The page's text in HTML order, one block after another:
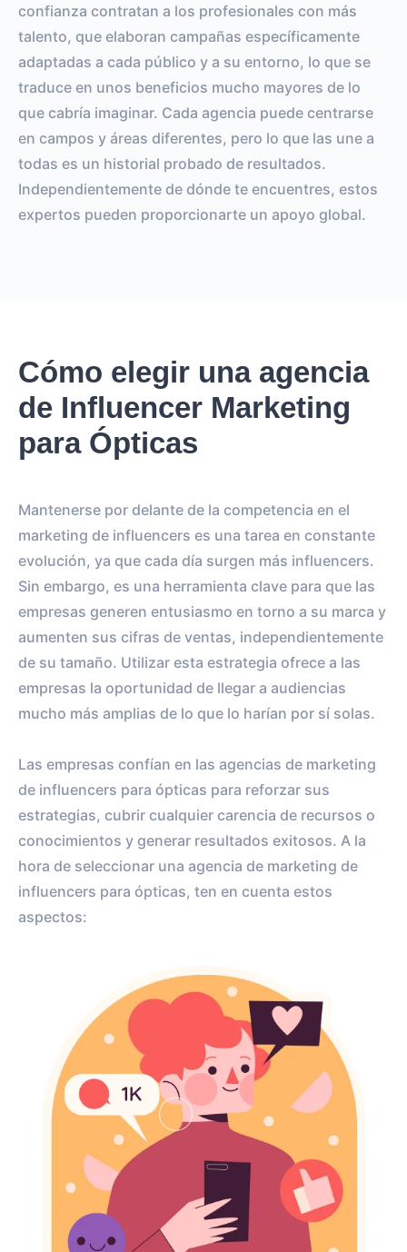
confianza contratan a los profesionales con más
talento, que elaboran campañas específicamente
adaptadas a cada público y a su entorno, lo que se
traduce en unos beneficios mucho mayores de lo
que cabría imaginar. Cada agencia puede centrarse
en campos y áreas diferentes, pero lo que las une a
todas es un historial probado de resultados.
Independientemente de dónde te encuentres, estos
expertos pueden proporcionarte un apoyo global.
Cómo elegir una agencia
de Influencer Marketing
para Ópticas
Mantenerse por delante de la competencia en el
marketing de influencers es una tarea en constante
evolución, ya que cada día surgen más influencers.
Sin embargo, es una herramienta clave para que las
empresas generen entusiasmo en torno a su marca y
aumenten sus cifras de ventas, independientemente
de su tamaño. Utilizar esta estrategia ofrece a las
empresas la oportunidad de llegar a audiencias
mucho más amplias de lo que lo harían por sí solas.
Las empresas confían en las agencias de marketing
de influencers para ópticas para reforzar sus
estrategias, cubrir cualquier carencia de recursos o
conocimientos y generar resultados exitosos. A la
hora de seleccionar una agencia de marketing de
influencers para ópticas, ten en cuenta estos
aspectos: